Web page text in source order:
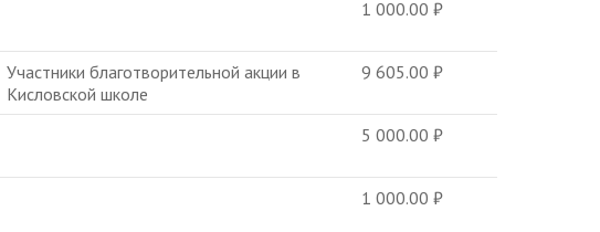
1 000.00₽
Участники благотворительной акции в
Кисловской школе
9 605.00₽
5 000.00₽
1 000.00₽